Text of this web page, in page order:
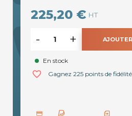
225,20 € HT
- +
En stock
favorite_border Gagnez 225 points de fidélité